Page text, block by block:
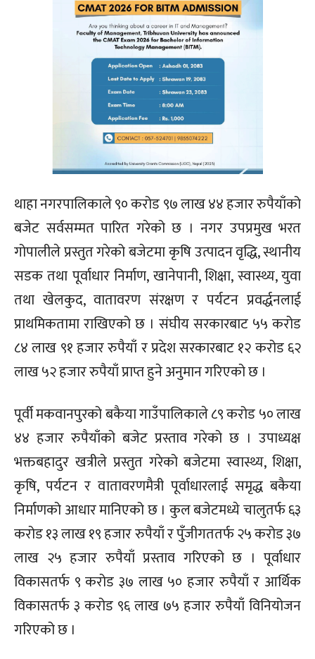
थाहा नगरपालिकाले ९० करोड ९७ लाख ४४ हजार रुपैयाँको
बजेट सर्वसम्मत पारित गरेको छ । नगर उपप्रमुख भरत
गोपालीले प्रस्तुत गरेको बजेटमा कृषि उत्पादन वृद्धि, स्थानीय
सडक तथा पूर्वाधार निर्माण, खानेपानी, शिक्षा, स्वास्थ्य, युवा
तथा खेलकुद, वातावरण संरक्षण र पर्यटन प्रवर्द्धनलाई
प्राथमिकतामा राखिएको छ । संघीय सरकारबाट ५५ करोड
८४ लाख ९१ हजार रुपैयाँ र प्रदेश सरकारबाट १२ करोड ६२
लाख ५२ हजार रुपैयाँ प्राप्त हुने अनुमान गरिएको छ ।
पूर्वी मकवानपुरको बकैया गाउँपालिकाले ८९ करोड ५० लाख
४४ हजार रुपैयाँको बजेट प्रस्ताव गरेको छ । उपाध्यक्ष
भक्तबहादुर खत्रीले प्रस्तुत गरेको बजेटमा स्वास्थ्य, शिक्षा,
कृषि, पर्यटन र वातावरणमैत्री पूर्वाधारलाई समृद्ध बकैया
निर्माणको आधार मानिएको छ । कुल बजेटमध्ये चालुतर्फ ६३
करोड १३ लाख १९ हजार रुपैयाँ र पुँजीगततर्फ २५ करोड ३७
लाख २५ हजार रुपैयाँ प्रस्ताव गरिएको छ । पूर्वाधार
विकासतर्फ ९ करोड ३७ लाख ५० हजार रुपैयाँ र आर्थिक
विकासतर्फ ३ करोड ९६ लाख ७५ हजार रुपैयाँ विनियोजन
गरिएको छ ।